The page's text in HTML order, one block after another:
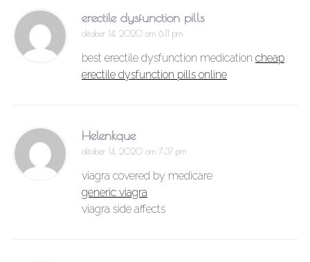
erectile dysfunction pills
oktober 14, 2020 om 6:11 pm
best erectile dysfunction medication cheap
erectile dysfunction pills online
Helenkque
oktober 14, 2020 om 7:37 pm
viagra covered by medicare
generic viagra
viagra side affects